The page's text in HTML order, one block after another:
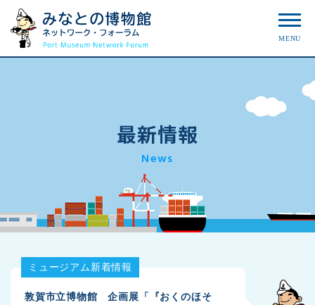
最新情報
News
ミュージアム新着情報
敦賀市立博物館 企画展「『おくのほそ
MENU